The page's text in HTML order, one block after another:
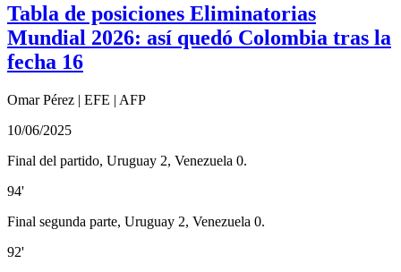
Tabla de posiciones Eliminatorias
Mundial 2026: así quedó Colombia tras la
fecha 16
Omar Pérez | EFE | AFP
10/06/2025
Final del partido, Uruguay 2, Venezuela 0.
94'
Final segunda parte, Uruguay 2, Venezuela 0.
92'